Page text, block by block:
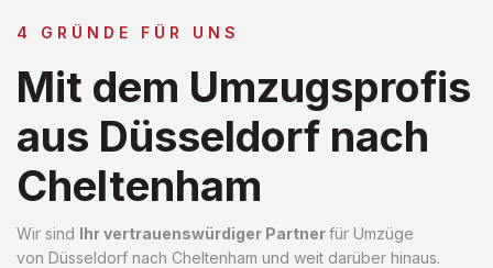
4 GRÜNDE FÜR UNS
Mit dem Umzugsprofis
aus Düsseldorf nach
Cheltenham
Wir sind Ihr vertrauenswürdiger Partnerfür Umzüge
von Düsseldorf nach Cheltenham und weit darüber hinaus.